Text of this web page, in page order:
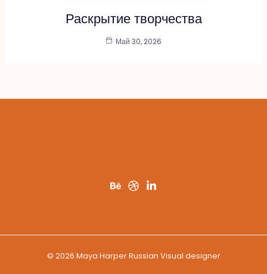
Раскрытие творчества
Май 30, 2026
© 2026 Maya Harper Russian Visual designer